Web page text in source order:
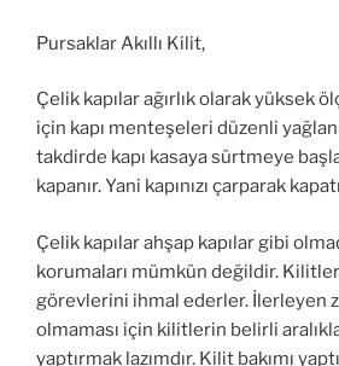
Pursaklar Akıllı Kilit,
Çelik kapılar ağırlık olarak yüksek
için kapı menteşeleri düzenli
takdirde kapı kasaya sürtmeye
kapanır. Yani kapınızı çarparak
Çelik kapılar ahşap kapılar gibi
korumaları mümkün değildir.
görevlerini ihmal ederler. İlerleyen
olmaması için kilitlerin belirli
yaptırmak lazımdır. Kilit bakımı